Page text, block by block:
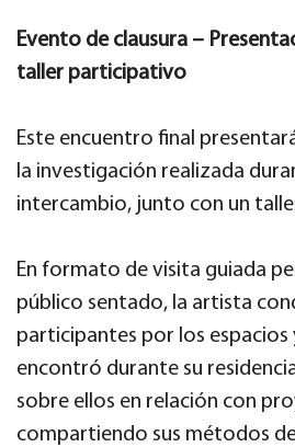
Evento de clausura –
taller participativo
Este encuentro final
la investigación realizada
intercambio, junto con un
En formato de visita guiada
público sentado, la artista
participantes por los espacios
encontró durante su
sobre ellos en relación con
compartiendo sus métodos